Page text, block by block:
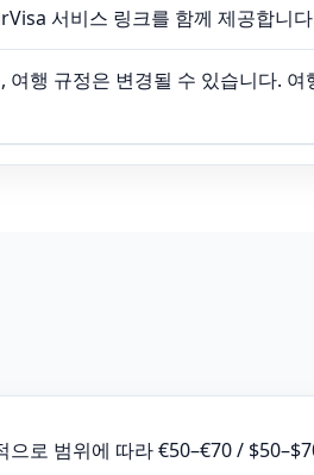
서비스 링크를 함께 제공합니
여행 규정은 변경될 수 있습니다.
으로 범위에 따라 €50–€70 /